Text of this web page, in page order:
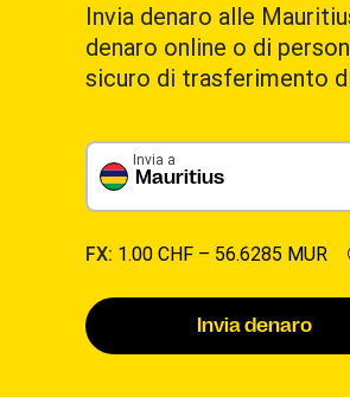
Invia denaro alle
denaro online o di
sicuro di trasferimento
Mauritius
Invia a
FX: 1.00 CHF – 56.6285 MUR
Invia denaro